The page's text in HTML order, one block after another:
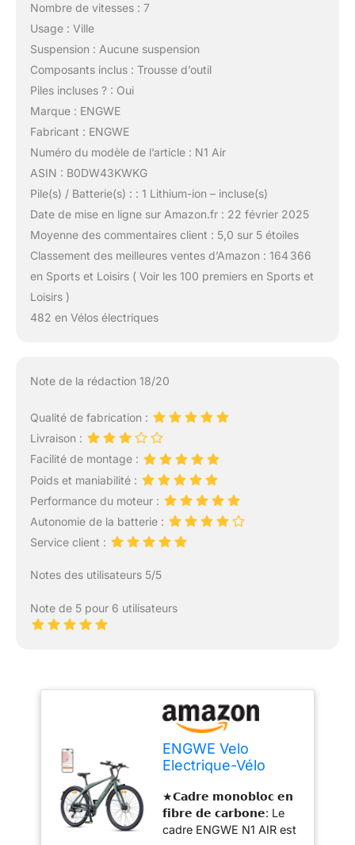
Nombre de vitesses : 7
Usage : Ville
Suspension : Aucune suspension
Composants inclus : Trousse d’outil
Piles incluses ? : Oui
Marque : ENGWE
Fabricant : ENGWE
Numéro du modèle de l’article : N1 Air
ASIN : B0DW43KWKG
Pile(s) / Batterie(s) : : 1 Lithium-ion – incluse(s)
Date de mise en ligne sur Amazon.fr : 22 février 2025
Moyenne des commentaires client : 5,0 sur 5 étoiles
Classement des meilleures ventes d’Amazon : 164 366
en Sports et Loisirs ( Voir les 100 premiers en Sports et
Loisirs )
482 en Vélos électriques
Note de la rédaction 18/20
Qualité de fabrication :
Livraison :
Facilité de montage :
Poids et maniabilité :
Performance du moteur :
Autonomie de la batterie :
Service client :
Notes des utilisateurs 5/5
Note de 5 pour 6 utilisateurs
ENGWE Velo
Electrique-Vélo
Batterie 36V 10Ah,
VTT Homme Adulte
avec Support de
★𝗖𝗮𝗱𝗿𝗲 𝗺𝗼𝗻𝗼𝗯𝗹𝗼𝗰 𝗲𝗻
𝗳𝗶𝗯𝗿𝗲 𝗱𝗲 𝗰𝗮𝗿𝗯𝗼𝗻𝗲: Le
cadre ENGWE N1 AIR est